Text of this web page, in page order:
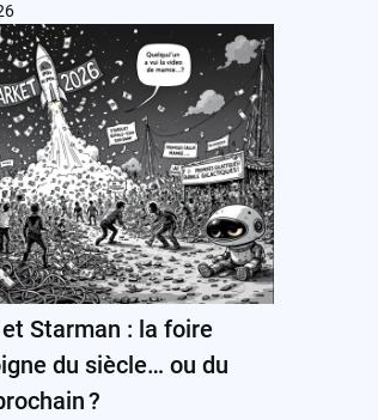
et Starman : la foire
du siècle… ou du
?